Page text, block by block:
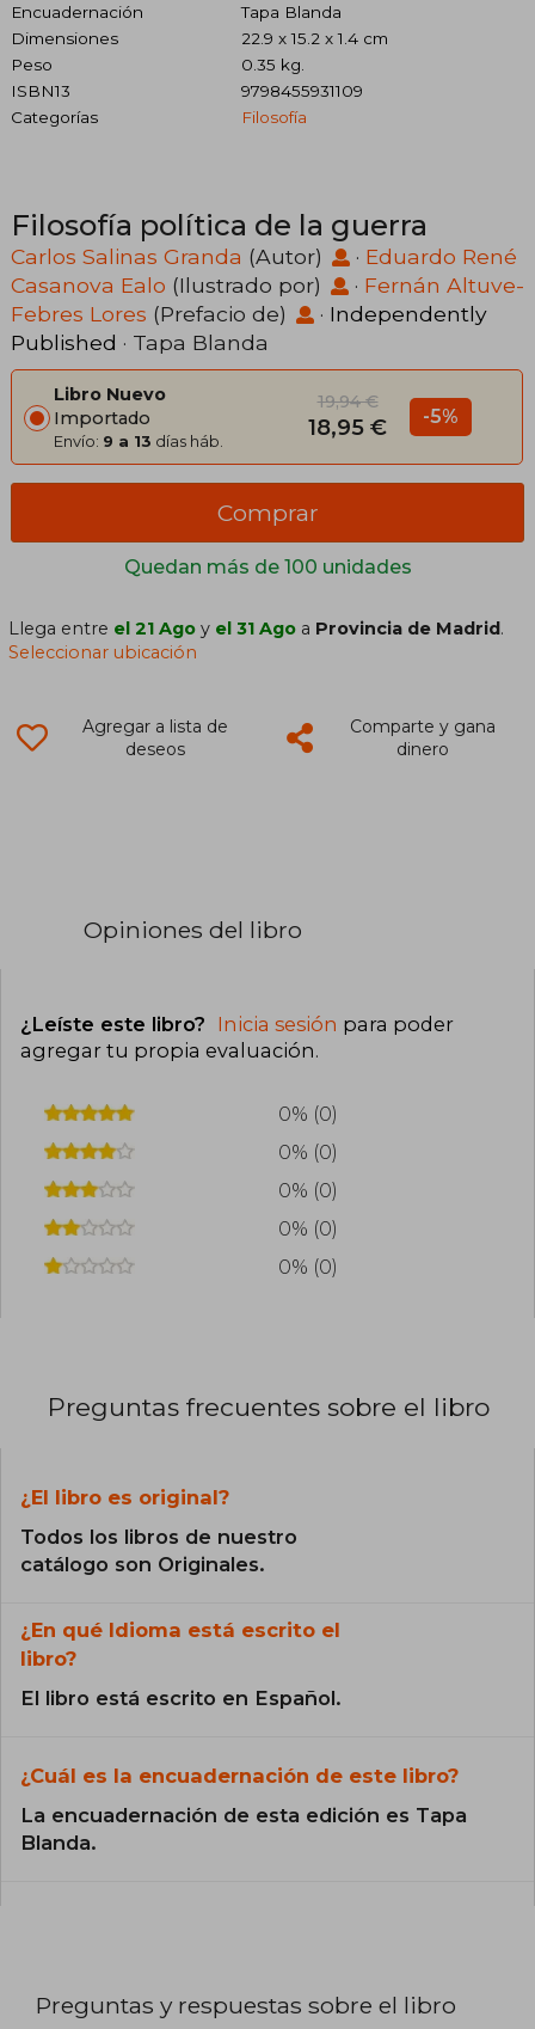
Encuadernación
Tapa Blanda
Dimensiones
22.9 x 15.2 x 1.4 cm
Peso
0.35 kg.
ISBN13
9798455931109
Categorías
Filosofía
Filosofía política de la guerra
Carlos Salinas Granda (Autor) · Eduardo René
Casanova Ealo (Ilustrado por) · Fernán Altuve-
Febres Lores (Prefacio de) · Independently
Published · Tapa Blanda
Libro Nuevo
Importado
Envío: 9 a 13 días háb.
19,94 €
18,95 € -5%
Quedan más de 100 unidades
Comprar
Llega entre el 21 Ago y el 31 Ago a Provincia de Madrid.
Seleccionar ubicación
Agregar a lista de
deseos
Comparte y gana
dinero
Opiniones del libro
¿Leíste este libro? Inicia sesión para poder
agregar tu propia evaluación.
0% (0)
0% (0)
0% (0)
0% (0)
0% (0)
Preguntas frecuentes sobre el libro
¿El libro es original?
Todos los libros de nuestro
catálogo son Originales.
¿En qué Idioma está escrito el
libro?
El libro está escrito en Español.
¿Cuál es la encuadernación de este libro?
La encuadernación de esta edición es Tapa
Blanda.
Preguntas y respuestas sobre el libro